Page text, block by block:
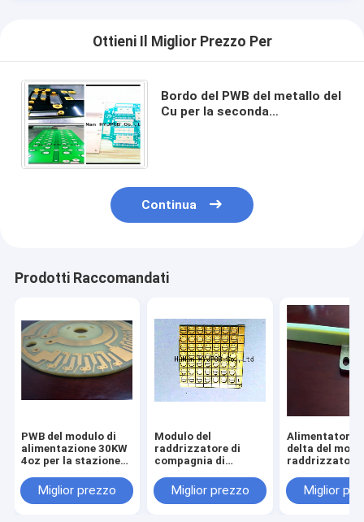
Ottieni Il Miglior Prezzo Per
Bordo del PWB del metallo del
Cu per la seconda
Continua
Prodotti Raccomandati
PWB del modulo di
alimentazione 30KW
4oz per la stazione
veicolo elettrico
Miglior prezzo
Modulo del
raddrizzatore di
compagnia di
del modulo APR48-
3G del raddrizzatore
Miglior prezzo
Alimentatore
delta del
raddrizzatore
metallo di
48/30D di
Miglior